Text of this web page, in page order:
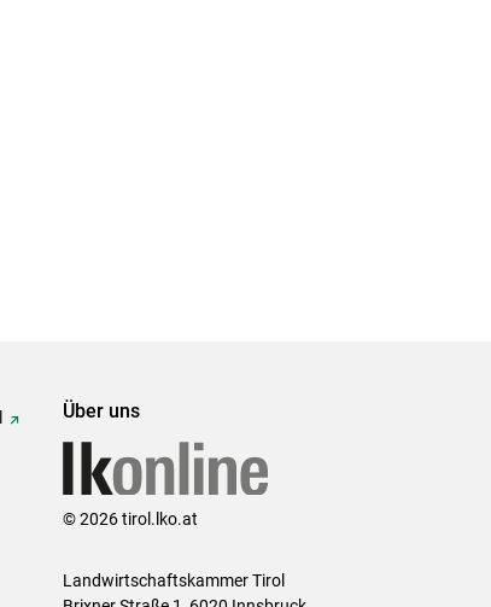
Über uns
© 2026 tirol.lko.at
Landwirtschaftskammer Tirol